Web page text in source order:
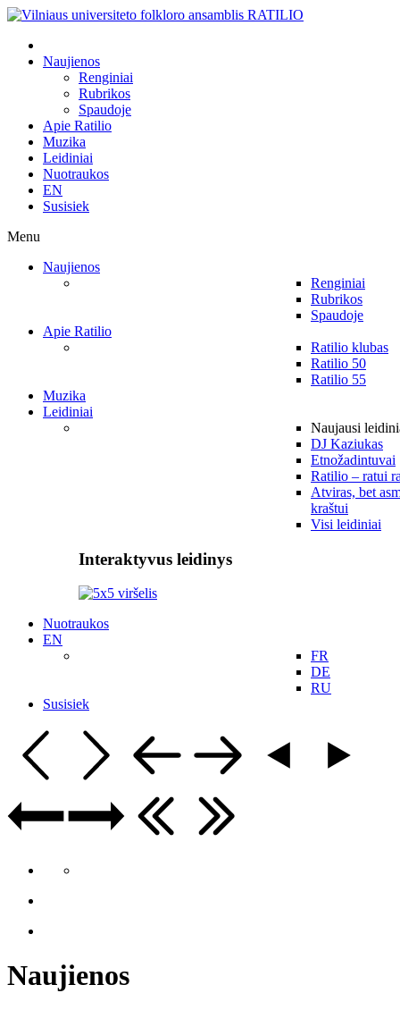
Naujienos
Renginiai
Rubrikos
Spaudoje
Apie Ratilio
Muzika
Leidiniai
Nuotraukos
EN
Susisiek
Menu
Naujienos
Renginiai
Rubrikos
Spaudoje
Apie Ratilio
Ratilio klubas
Ratilio 50
Ratilio 55
Muzika
Leidiniai
Naujausi
DJ Kaziukas
Etnožadintuvai
Ratilio – ratui
Atviras, bet
kraštui
Visi leidiniai
Interaktyvus leidinys
Nuotraukos
EN
FR
DE
RU
Susisiek
Naujienos